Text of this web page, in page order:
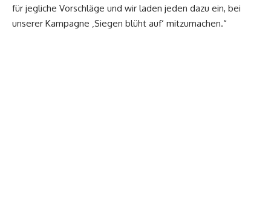
für jegliche Vorschläge und wir laden jeden dazu ein, bei
unserer Kampagne ‚Siegen blüht auf‘ mitzumachen.“